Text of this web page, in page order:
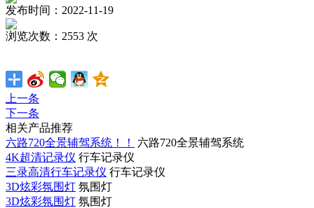
发布时间：2022-11-19
浏览次数：2553 次
上一条
下一条
相关产品推荐
六路720全景辅驾系统！！
六路720全景辅驾系统
4K超清记录仪 行车记录仪
三录高清行车记录仪 行车记录仪
3D炫彩氛围灯 氛围灯
3D炫彩氛围灯 氛围灯